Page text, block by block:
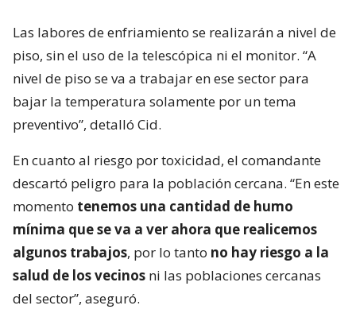
Las labores de enfriamiento se realizarán a nivel de
piso, sin el uso de la telescópica ni el monitor. “A
nivel de piso se va a trabajar en ese sector para
bajar la temperatura solamente por un tema
preventivo”, detalló Cid.
En cuanto al riesgo por toxicidad, el comandante
descartó peligro para la población cercana. “En este
momento tenemos una cantidad de humo
mínima que se va a ver ahora que realicemos
algunos trabajos, por lo tanto no hay riesgo a la
salud de los vecinos ni las poblaciones cercanas
del sector”, aseguró.